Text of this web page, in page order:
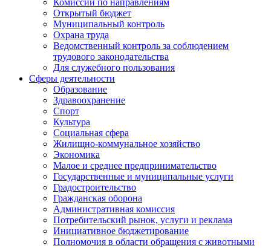
Комиссии по направлениям
Открытый бюджет
Муниципальный контроль
Охрана труда
Ведомственный контроль за соблюдением
трудового законодательства
Для служебного пользования
Сферы деятельности
Образование
Здравоохранение
Спорт
Культура
Социальная сфера
Жилищно-коммунальное хозяйство
Экономика
Малое и среднее предпринимательство
Государственные и муниципальные услуги
Градостроительство
Гражданская оборона
Административная комиссия
Потребительский рынок, услуги и реклама
Инициативное бюджетирование
Полномочия в области обращения с животными